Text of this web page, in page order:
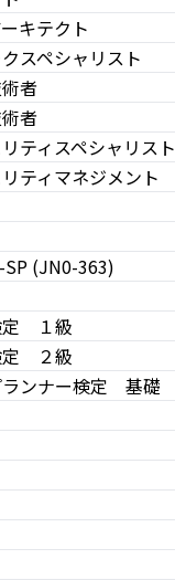
キテクト
スペシャリスト
者
者
ティスペシャリスト
ティマネジメント
SP (JN0-363)
定 １級
定 ２級
ランナー検定 基礎